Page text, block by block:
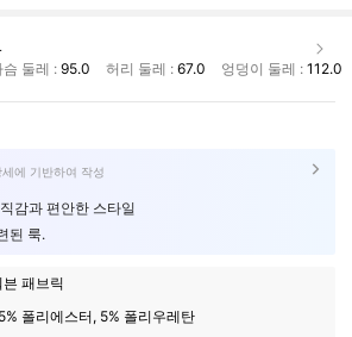
슴 둘레 :95.0 허리 둘레 : 67.0 엉덩이 둘레 : 112.0
세에 기반하여 작성
감과 편안한 스타일
된 룩.
븐 패브릭
폴리에스터, 5% 폴리우레탄